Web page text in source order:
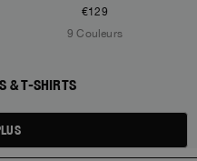
€129
9 Couleurs
& T-SHIRTS